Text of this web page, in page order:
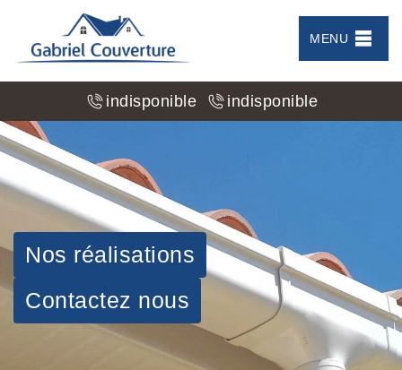
MENU
indisponible indisponible
Nos réalisations
Contactez nous